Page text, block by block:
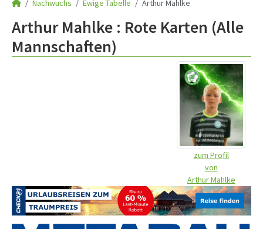
Nachwuchs Ewige Tabelle Arthur Mahlke
Arthur Mahlke : Rote Karten (Alle
Mannschaften)
zum Profil
von
Arthur Mahlke